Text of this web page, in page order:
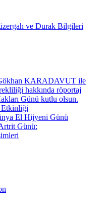
ve Durak Bilgileri
KARADAVUT ile
hakkında röportaj
Günü kutlu olsun.
Etkinliği
El Hijyeni Günü
Günü: